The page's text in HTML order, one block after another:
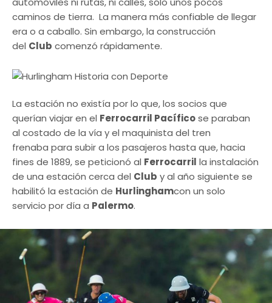
caminos de tierra. La manera más confiable de llegar
era o a caballo. Sin embargo, la construcción
del Club comenzó rápidamente.
La estación no existía por lo que, los socios que
querían viajar en el Ferrocarril Pacíficose paraban
al costado de la vía y el maquinista del tren
frenaba para subir a los pasajeros hasta que, hacia
fines de 1889, se peticionó al Ferrocarril la instalación
de una estación cerca del Club y al año siguiente se
habilitó la estación de Hurlinghamcon un solo
servicio por día a Palermo.